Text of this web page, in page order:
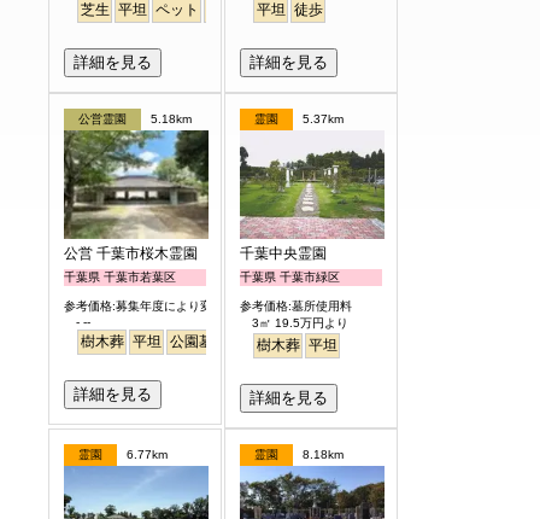
芝生 平坦 ペット バリアフリー
詳細を見る
平坦 徒歩
詳細を見る
公営霊園 5.18km
公営 千葉市桜木霊園
千葉県 千葉市若葉区
参考価格:募集年度により変わります
- --
樹木葬 平坦 公園墓地
詳細を見る
霊園 5.37km
千葉中央霊園
千葉県 千葉市緑区
参考価格:墓所使用料
3㎡ 19.5万円より
樹木葬 平坦
詳細を見る
霊園 6.77km 霊園 8.18km